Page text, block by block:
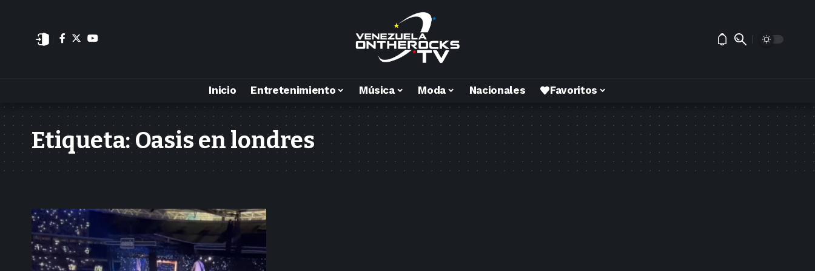
Inicio Entretenimiento Música Moda Nacionales Favoritos
Etiqueta:Oasis en londres